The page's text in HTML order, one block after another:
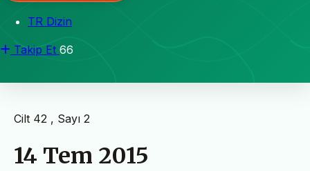
TR Dizin
Takip Et 66
Cilt 42 , Sayı 2
14 Tem 2015